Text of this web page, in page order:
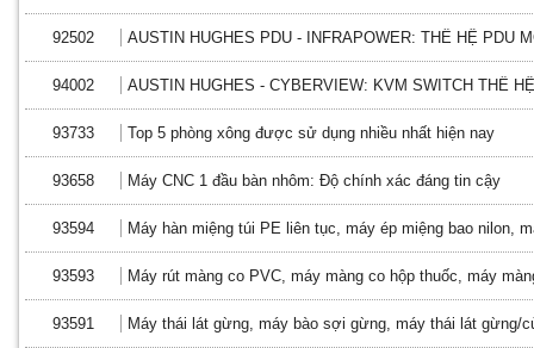
92502 AUSTIN HUGHES PDU - INFRAPOWER: THẾ HỆ PDU
94002 AUSTIN HUGHES - CYBERVIEW: KVM SWITCH THẾ
93733 Top 5 phòng xông được sử dụng nhiều nhất hiện nay
93658 Máy CNC 1 đầu bàn nhôm: Độ chính xác đáng tin cậy
93594 Máy hàn miệng túi PE liên tục, máy ép miệng bao nilon,
93593 Máy rút màng co PVC, máy màng co hộp thuốc, máy
93591 Máy thái lát gừng, máy bào sợi gừng, máy thái lát gừng/